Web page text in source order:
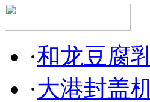
·和龙豆腐
·大港封盖